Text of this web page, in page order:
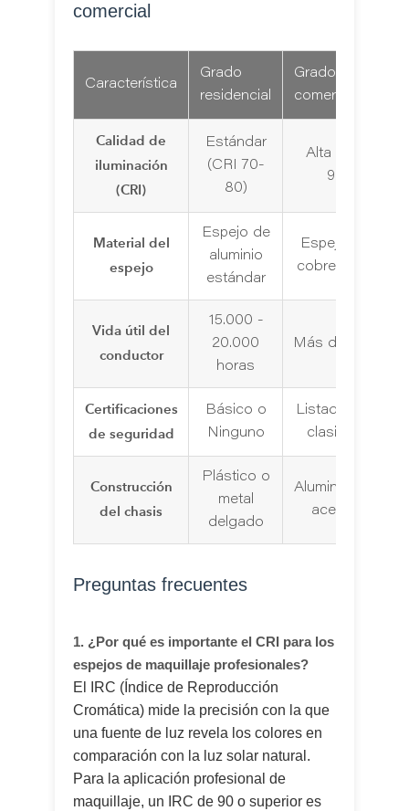
comercial
Característica
Grado
residencial
Grado
comercial/
Calidad de
iluminación
(CRI)
Estándar
(CRI 70-
80)
Alta fidelidad
90+ o 95+)
Material del
espejo
Espejo de
aluminio
estándar
Espejo
cobre
Vida útil del
conductor
15.000 -
20.000
horas
Más de 50.000
Certificaciones
de seguridad
Básico o
Ninguno
Listado UL/
clasificación
Construcción
del chasis
Plástico o
metal
delgado
Aluminio
acero
Preguntas frecuentes
1. ¿Por qué es importante el CRI para los
espejos de maquillaje profesionales?
El IRC (Índice de Reproducción
Cromática) mide la precisión con la que
una fuente de luz revela los colores en
comparación con la luz solar natural.
Para la aplicación profesional de
maquillaje, un IRC de 90 o superior es